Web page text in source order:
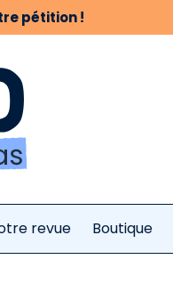
pétition !
revue Boutique